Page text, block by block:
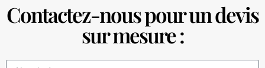
Contactez-nous pour un devis
sur mesure :